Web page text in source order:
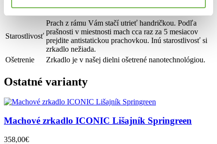
Drevo, stabilizovaný mach - lišajník
Starostlivosť
Prach z rámu Vám stačí utrieť handričkou. Podľa
prašnosti v miestnosti mach cca raz za 5 mesiacov
prejdite antistatickou prachovkou. Inú starostlivosť si
zrkadlo nežiada.
Ošetrenie
Zrkadlo je v našej dielni ošetrené nanotechnológiou.
Ostatné varianty
Machové zrkadlo ICONIC Lišajník Springreen
358,00€